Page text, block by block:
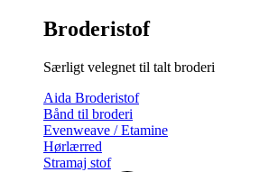
Broderistof
Særligt velegnet til talt broderi
Aida Broderistof
Bånd til broderi
Evenweave / Etamine
Hørlærred
Stramaj stof